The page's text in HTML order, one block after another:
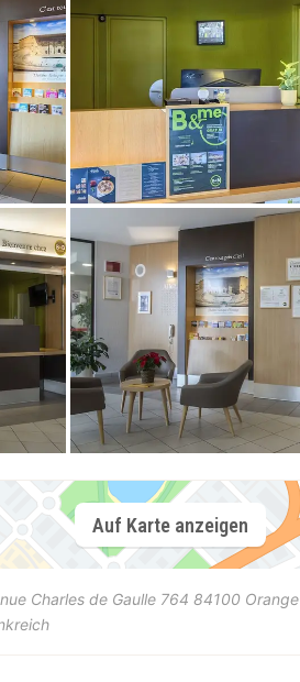
Auf Karte anzeigen
Charles de Gaulle 764 84100 Orange